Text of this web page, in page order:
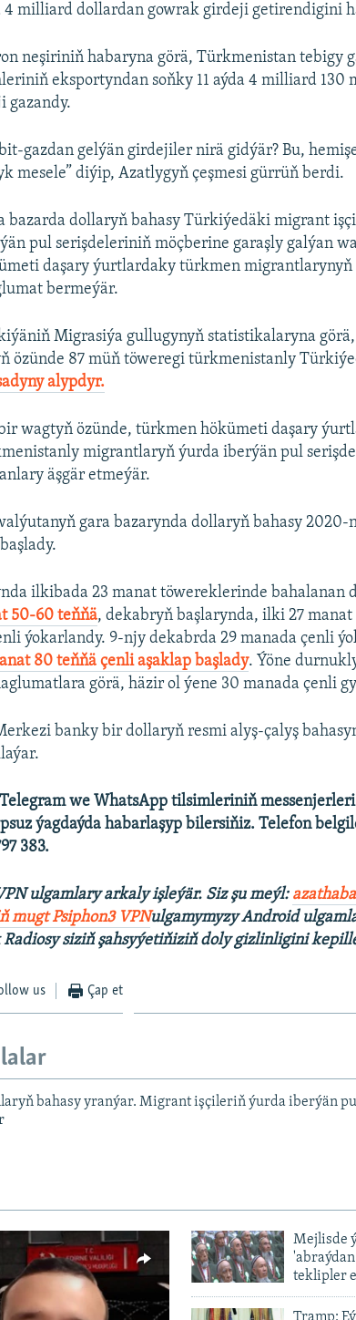
4 milliard dollardan gowrak girdeji getirendigini
neşiriniň habaryna görä, Türkmenistan tebigy
eksportyndan soňky 11 aýda 4 milliard 130
gazandy.
gazdan gelýän girdejiler nirä gidýär? Bu,
mesele” diýip, Azatlygyň çeşmesi gürrüň berdi.
bazarda dollaryň bahasy Türkiýedäki migrant
pul serişdeleriniň möçberine garaşly galýan
daşary ýurtlardaky türkmen migrantlarynyň
bermeýär.
Migrasiýa gullugynyň statistikalaryna
özünde 87 müň töweregi türkmenistanly
alypdyr.
wagtyň özünde, türkmen hökümeti daşary
migrantlaryň ýurda iberýän pul
äşgär etmeýär.
gara bazarynda dollaryň bahasy 2020-
ilkibada 23 manat töwereklerinde bahalanan
50-60 teňňä, dekabryň başlarynda, ilki 27 manat
ýokarlandy. 9-njy dekabrda 29 manada çenli
80 teňňä çenli aşaklap başlady. Ýöne
görä, häzir ol ýene 30 manada çenli
banky bir dollaryň resmi alyş-çalyş
we WhatsApp tilsimleriniň
ýagdaýda habarlaşyp bilersiňiz. Telefon
383.
ulgamlary arkaly işleýär. Siz şumeýl:
mugt Psiphon3 VPNulgamymyzy Android
siziň şahsyýetiňiziň doly gizlinligini
us Çap et
bahasy yranýar. Migrant işçileriň ýurda iberýän
Mejlisde
teklipler
Tramp: